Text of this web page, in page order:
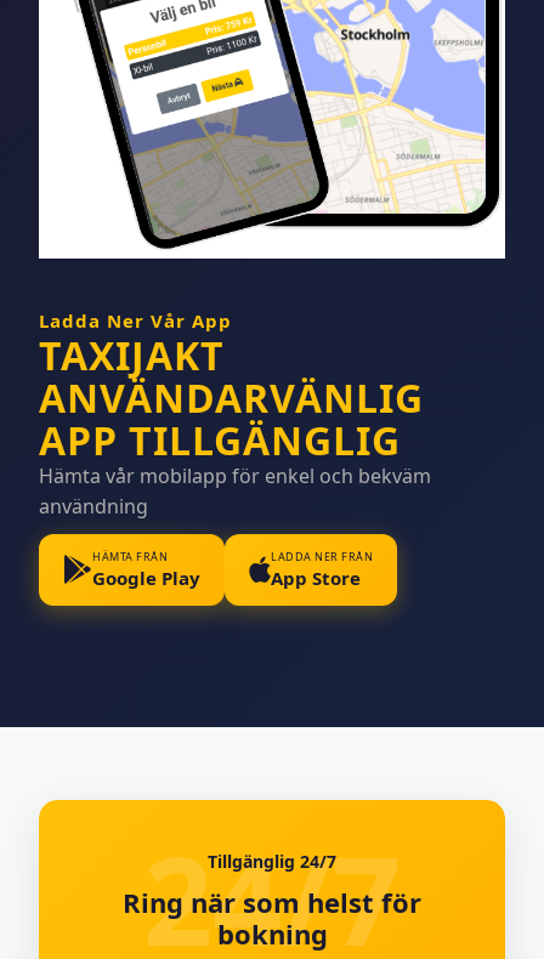
Ladda Ner Vår App
TAXIJAKT
ANVÄNDARVÄNLIG
APP TILLGÄNGLIG
Hämta vår mobilapp för enkel och bekväm
användning
HÄMTA FRÅN
Google Play
LADDA NER FRÅN
App Store
Tillgänglig 24/7
Ring när som helst för
bokning